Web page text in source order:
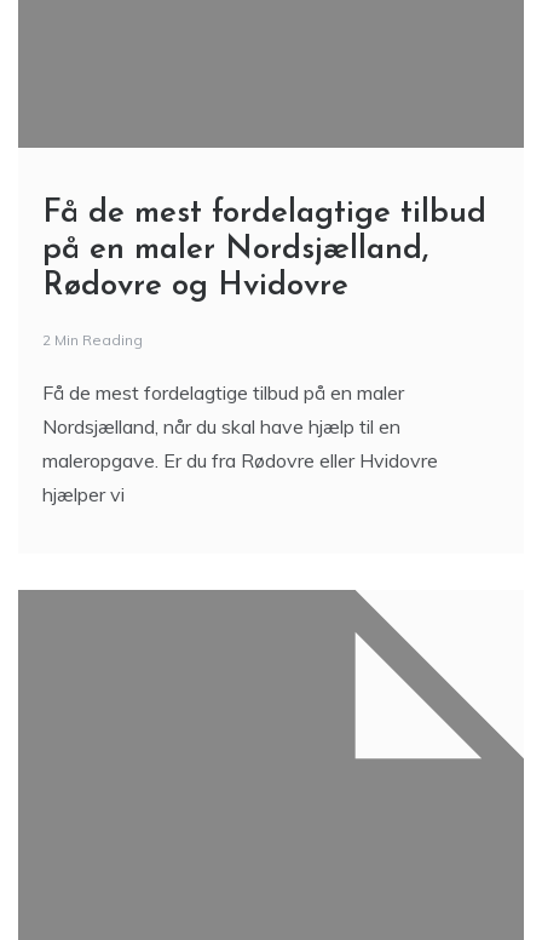
Få de mest fordelagtige tilbud
på en maler Nordsjælland,
Rødovre og Hvidovre
2 Min Reading
Få de mest fordelagtige tilbud på en maler
Nordsjælland, når du skal have hjælp til en
maleropgave. Er du fra Rødovre eller Hvidovre
hjælper vi